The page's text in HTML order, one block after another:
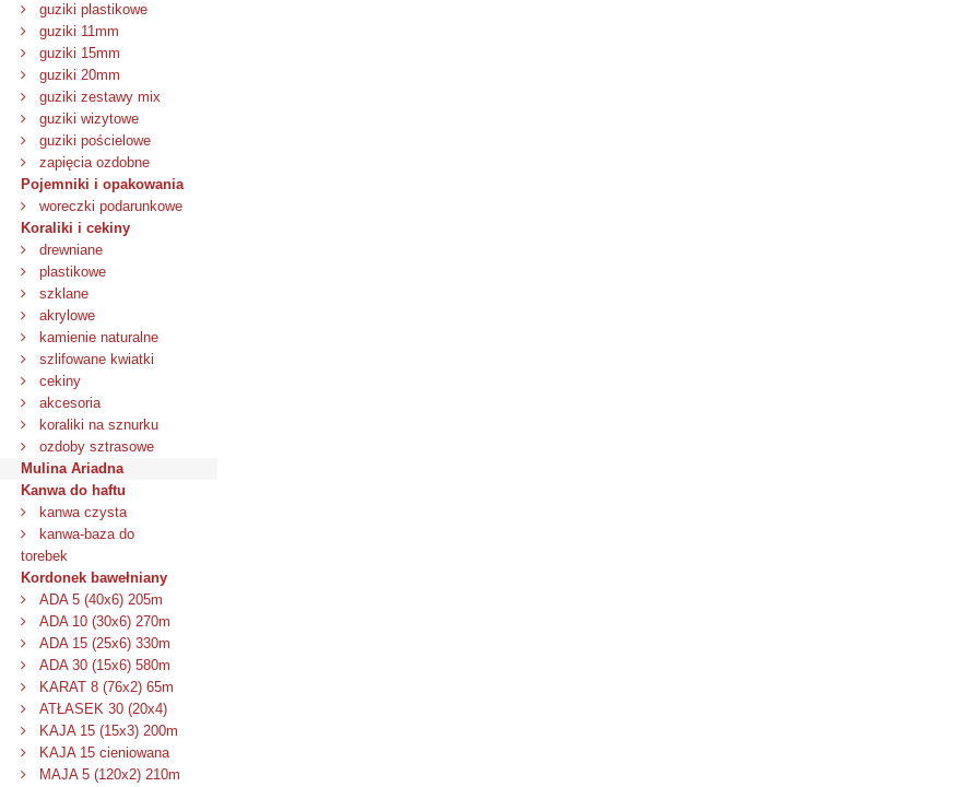
guziki plastikowe
guziki 11mm
guziki 15mm
guziki 20mm
guziki zestawy mix
guziki wizytowe
guziki pościelowe
zapięcia ozdobne
Pojemniki i opakowania
woreczki podarunkowe
Koraliki i cekiny
drewniane
plastikowe
szklane
akrylowe
kamienie naturalne
szlifowane kwiatki
cekiny
akcesoria
koraliki na sznurku
ozdoby sztrasowe
Mulina Ariadna
Kanwa do haftu
kanwa czysta
kanwa-baza do
torebek
Kordonek bawełniany
ADA 5 (40x6) 205m
ADA 10 (30x6) 270m
ADA 15 (25x6) 330m
ADA 30 (15x6) 580m
KARAT 8 (76x2) 65m
ATŁASEK 30 (20x4)
KAJA 15 (15x3) 200m
KAJA 15 cieniowana
MAJA 5 (120x2) 210m